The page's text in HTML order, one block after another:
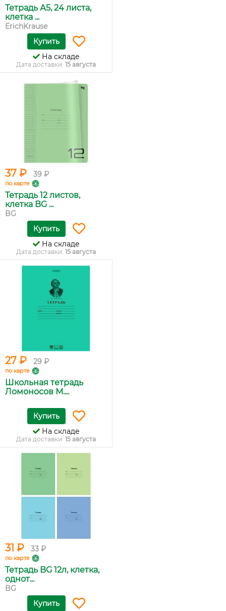
Тетрадь А5, 24 листа,
клетка ...
ErichKrause
Купить
На складе
Дата доставки: 15 августа
37 ₽ 39 ₽
по карте
Тетрадь 12 листов,
клетка BG ...
BG
Купить
На складе
Дата доставки: 15 августа
27 ₽ 29 ₽
по карте
Школьная тетрадь
Ломоносов М....
Купить
На складе
Дата доставки: 15 августа
31 ₽ 33 ₽
по карте
Тетрадь BG 12л, клетка,
однот...
BG
Купить